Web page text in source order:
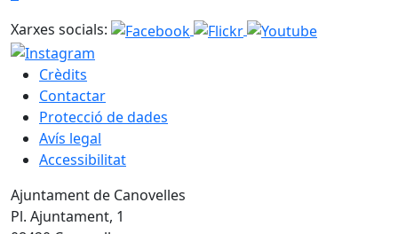
Xarxes socials:
Crèdits
Contactar
Protecció de dades
Avís legal
Accessibilitat
Ajuntament de Canovelles
Pl. Ajuntament, 1